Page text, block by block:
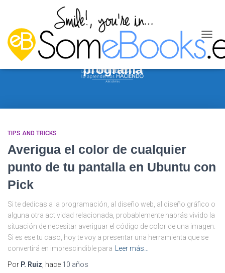
MODO
DE
programa
TIPS AND TRICKS
Averigua el color de cualquier
punto de tu pantalla en Ubuntu con
Pick
Si te dedicas a la programación, al diseño web, al diseño gráfico o
alguna otra actividad relacionada, probablemente habrás vivido la
situación de necesitar averiguar el código de color de una imagen.
Si es ese tu caso, hoy te voy a presentar una herramienta que se
convertirá en imprescindible para
Leer más…
Por P. Ruiz , hace 10 años